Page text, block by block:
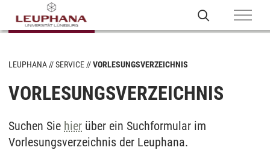
LEUPHANA SERVICE VORLESUNGSVERZEICHNIS
VORLESUNGSVERZEICHNIS
Suchen Sie hier über ein Suchformular im
Vorlesungsverzeichnis der Leuphana.